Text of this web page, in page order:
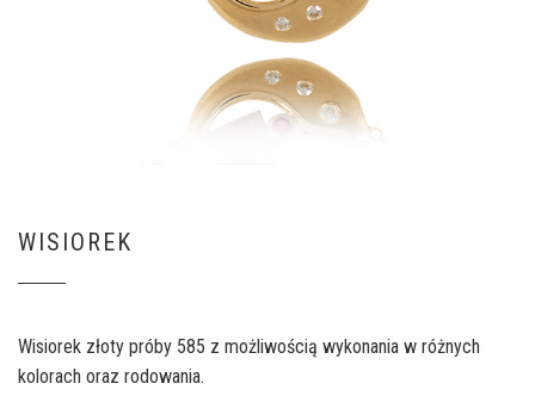
WISIOREK
Wisiorek złoty próby 585 z możliwością wykonania w różnych
kolorach oraz rodowania.